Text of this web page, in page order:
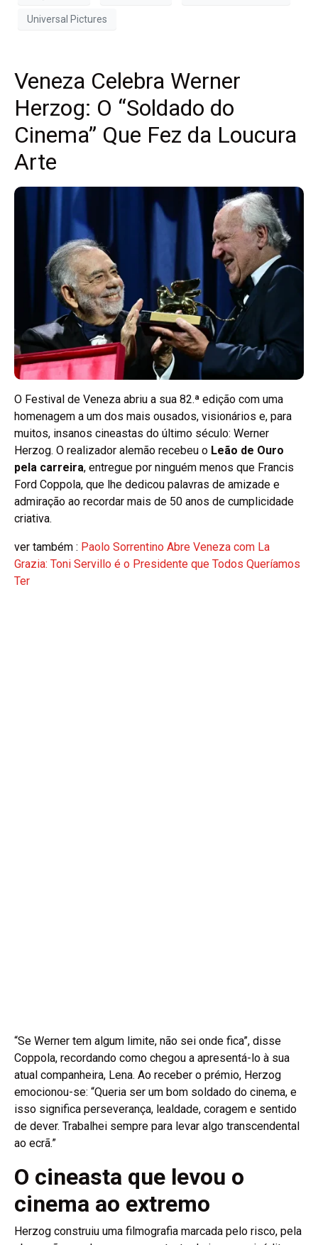
Universal Pictures
Veneza Celebra Werner
Herzog: O “Soldado do
Cinema” Que Fez da Loucura
Arte
O Festival de Veneza abriu a sua 82.ª edição com uma
homenagem a um dos mais ousados, visionários e, para
muitos, insanos cineastas do último século: Werner
Herzog. O realizador alemão recebeu o Leão de Ouro
pela carreira, entregue por ninguém menos que Francis
Ford Coppola, que lhe dedicou palavras de amizade e
admiração ao recordar mais de 50 anos de cumplicidade
criativa.
ver também : Paolo Sorrentino Abre Veneza com La
Grazia: Toni Servillo é o Presidente que Todos Queríamos
Ter
“Se Werner tem algum limite, não sei onde fica”, disse
Coppola, recordando como chegou a apresentá-lo à sua
atual companheira, Lena. Ao receber o prémio, Herzog
emocionou-se: “Queria ser um bom soldado do cinema, e
isso significa perseverança, lealdade, coragem e sentido
de dever. Trabalhei sempre para levar algo transcendental
ao ecrã.”
O cineasta que levou o
cinema ao extremo
Herzog construiu uma filmografia marcada pelo risco, pela